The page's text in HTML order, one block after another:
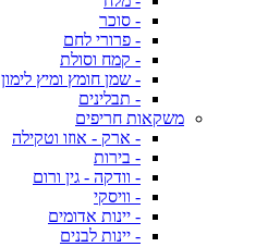
- סוכר
- פרורי לחם
- קמח וסולת
- שמן חומץ ומיץ לימון
- תבלינים
משקאות חריפים
- ארק - אוזו וטקילה
- בירות
- וודקה - גין ורום
- וויסקי
- יינות אדומים
- יינות לבנים